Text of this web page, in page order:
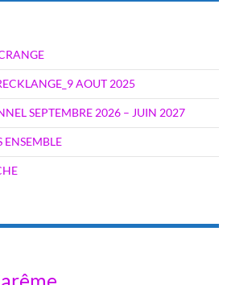
AOUT 2025
SEPTEMBRE 2026 – JUIN 2027